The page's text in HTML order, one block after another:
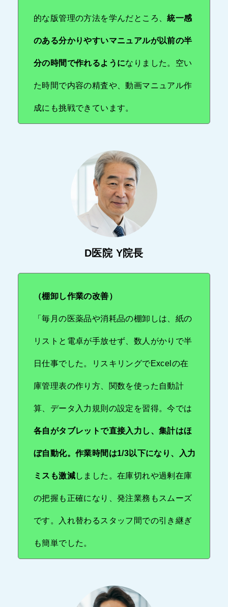
的な版管理の方法を学んだところ、統一感
のある分かりやすいマニュアルが以前の半
分の時間で作れるようになりました。空い
た時間で内容の精査や、動画マニュアル作
成にも挑戦できています。
D医院 Y院長
（棚卸し作業の改善）
「毎月の医薬品や消耗品の棚卸しは、紙の
リストと電卓が手放せず、数人がかりで半
日仕事でした。リスキリングでExcelの在
庫管理表の作り方、関数を使った自動計
算、データ入力規則の設定を習得。今では
各自がタブレットで直接入力し、集計はほ
ぼ自動化。作業時間は1/3以下になり、入力
ミスも激減しました。在庫切れや過剰在庫
の把握も正確になり、発注業務もスムーズ
です。入れ替わるスタッフ間での引き継ぎ
も簡単でした。